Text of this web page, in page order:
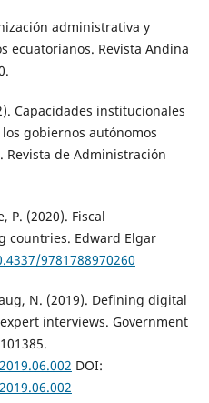
administrativa y
ecuatorianos. Revista Andina
Capacidades institucionales
gobiernos autónomos
Revista de Administración
P. (2020). Fiscal
countries. Edward Elgar
9781788970260
N. (2019). Defining digital
interviews. Government
DOI: